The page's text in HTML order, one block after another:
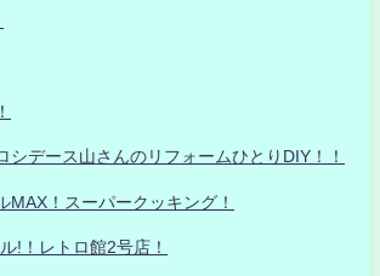
シデース山さんのリフォームひとりDIY！！
MAX！スーパークッキング！
!！レトロ館2号店！